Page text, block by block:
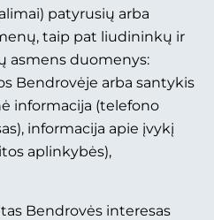
patyrusių arba
taip pat liudininkų ir
asmens duomenys:
Bendrovėje arba santykis
informacija (telefono
informacija apie įvykį
aplinkybės),
Bendrovės interesas